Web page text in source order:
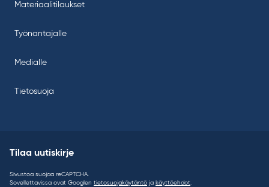
Materiaalitilaukset
Työnantajalle
Medialle
Tietosuoja
Tilaa uutiskirje
Sivustoa suojaa reCAPTCHA.
Sovellettavissa ovat Googlen tietosuojakäytäntö ja käyttöehdot.